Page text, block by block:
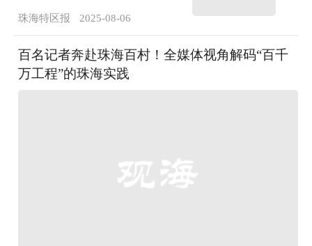
珠海特区报 2025-08-06
百名记者奔赴珠海百村！全媒体视角解码“百千
万工程”的珠海实践